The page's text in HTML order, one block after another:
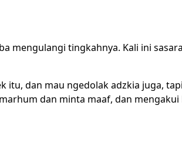
mengulangi tingkahnya. Kali ini
itu, dan mau ngedolak adzkia juga,
dan minta maaf, dan